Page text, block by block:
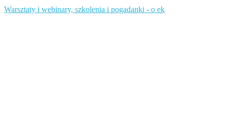
Warsztaty i webinary, szkolenia i pogadanki - o ek